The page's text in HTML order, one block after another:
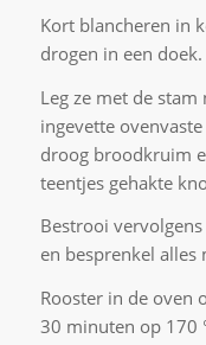
Kort blancheren in
drogen in een doek.
Leg ze met de
ingevette
droog broodkruim
teentjes gehakte
Bestrooi
en besprenkel alles
Rooster in de oven
30 minuten op 170